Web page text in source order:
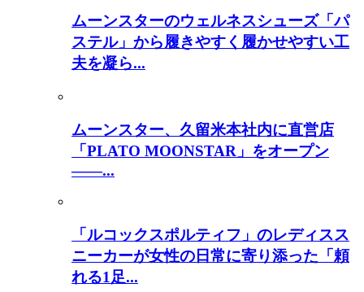
ムーンスターのウェルネスシューズ「パ
ステル」から履きやすく履かせやすい工
夫を凝ら...
ムーンスター、久留米本社内に直営店
「PLATO MOONSTAR」をオープン
――...
「ルコックスポルティフ」のレディスス
ニーカーが女性の日常に寄り添った「頼
れる1足...